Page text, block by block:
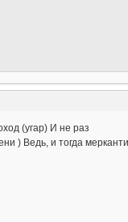
(угар) И не раз
) Ведь, и тогда